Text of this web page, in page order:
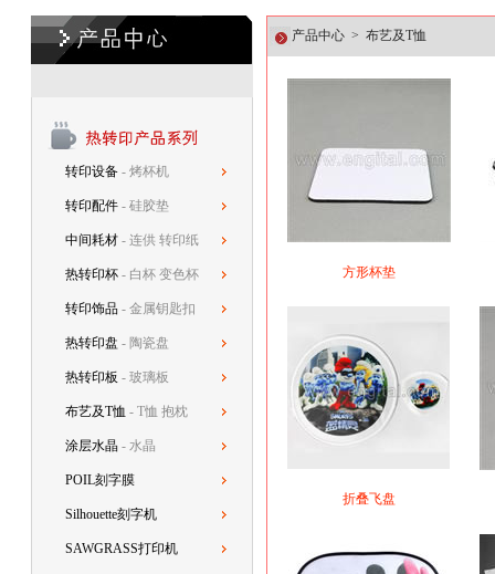
转印设备 - 烤杯机
转印配件 - 硅胶垫
中间耗材 - 连供 转印纸
热转印杯 - 白杯 变色杯
转印饰品 - 金属钥匙扣
热转印盘 - 陶瓷盘
热转印板 - 玻璃板
布艺及T恤 - T恤 抱枕
涂层水晶 - 水晶
POIL刻字膜
Silhouette刻字机
SAWGRASS打印机
产品中心 > 布艺及T恤
方形杯垫
折叠飞盘